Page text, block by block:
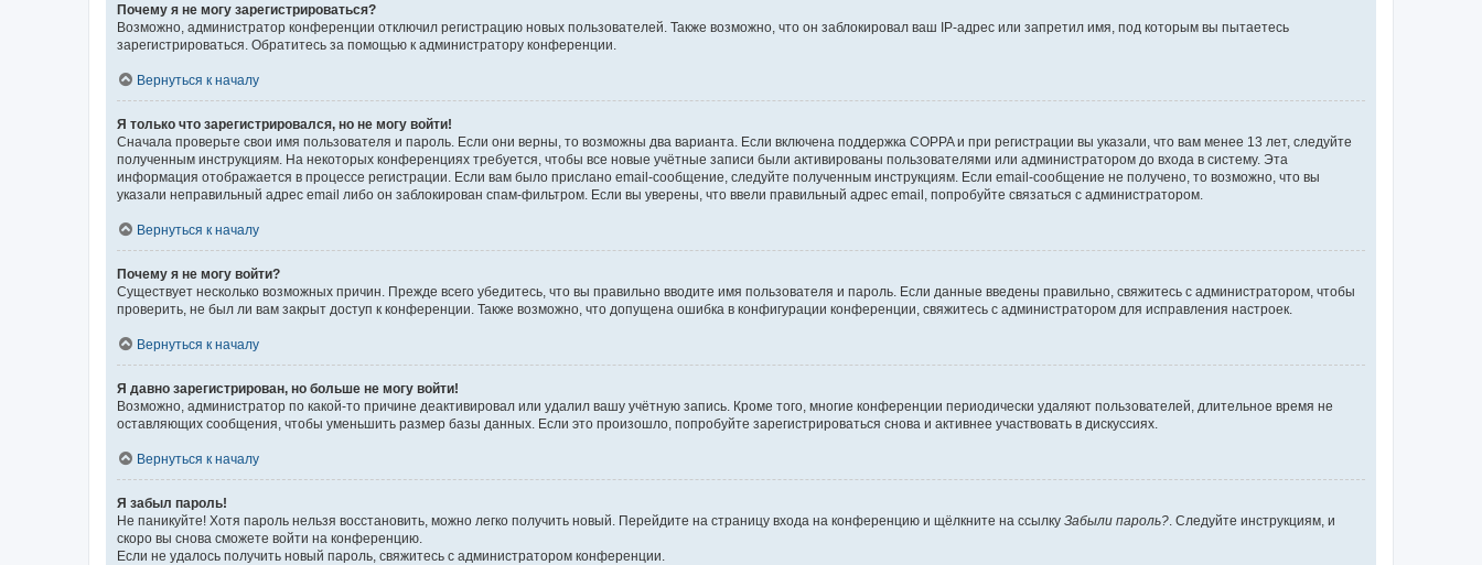
Почему я не могу зарегистрироваться?
Возможно, администратор конференции отключил регистрацию новых пользователей. Также возможно, что он заблокировал ваш IP-адрес или запретил имя, под которым вы пытаетесь
зарегистрироваться. Обратитесь за помощью к администратору конференции.
Вернуться к началу
Я только что зарегистрировался, но не могу войти!
Сначала проверьте свои имя пользователя и пароль. Если они верны, то возможны два варианта. Если включена поддержка COPPA и при регистрации вы указали, что вам менее 13 лет, следуйте
полученным инструкциям. На некоторых конференциях требуется, чтобы все новые учётные записи были активированы пользователями или администратором до входа в систему. Эта
информация отображается в процессе регистрации. Если вам было прислано email-сообщение, следуйте полученным инструкциям. Если email-сообщение не получено, то возможно, что вы
указали неправильный адрес email либо он заблокирован спам-фильтром. Если вы уверены, что ввели правильный адрес email, попробуйте связаться с администратором.
Вернуться к началу
Почему я не могу войти?
Существует несколько возможных причин. Прежде всего убедитесь, что вы правильно вводите имя пользователя и пароль. Если данные введены правильно, свяжитесь с администратором, чтобы
проверить, не был ли вам закрыт доступ к конференции. Также возможно, что допущена ошибка в конфигурации конференции, свяжитесь с администратором для исправления настроек.
Вернуться к началу
Я давно зарегистрирован, но больше не могу войти!
Возможно, администратор по какой-то причине деактивировал или удалил вашу учётную запись. Кроме того, многие конференции периодически удаляют пользователей, длительное время не
оставляющих сообщения, чтобы уменьшить размер базы данных. Если это произошло, попробуйте зарегистрироваться снова и активнее участвовать в дискуссиях.
Вернуться к началу
Я забыл пароль!
Не паникуйте! Хотя пароль нельзя восстановить, можно легко получить новый. Перейдите на страницу входа на конференцию и щёлкните на ссылку Забыли пароль? . Следуйте инструкциям, и
скоро вы снова сможете войти на конференцию.
Если не удалось получить новый пароль, свяжитесь с администратором конференции.